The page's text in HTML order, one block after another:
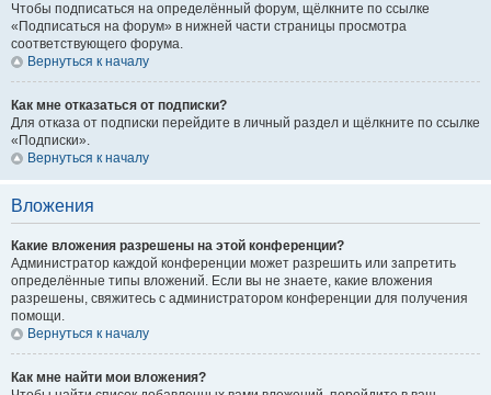
Чтобы подписаться на определённый форум, щёлкните по ссылке
«Подписаться на форум» в нижней части страницы просмотра
соответствующего форума.
Вернуться к началу
Как мне отказаться от подписки?
Для отказа от подписки перейдите в личный раздел и щёлкните по ссылке
«Подписки».
Вернуться к началу
Вложения
Какие вложения разрешены на этой конференции?
Администратор каждой конференции может разрешить или запретить
определённые типы вложений. Если вы не знаете, какие вложения
разрешены, свяжитесь с администратором конференции для получения
помощи.
Вернуться к началу
Как мне найти мои вложения?